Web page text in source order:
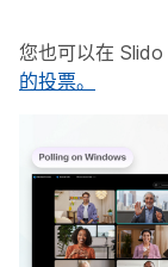
您也可以在 Slido
的投票。